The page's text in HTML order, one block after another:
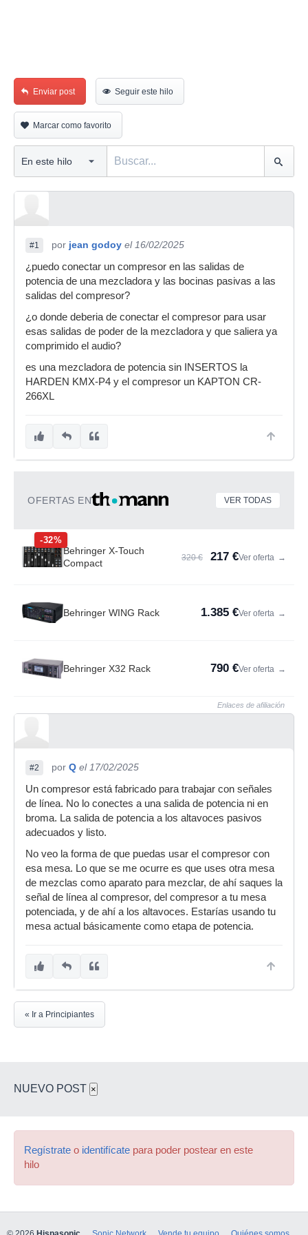
Enviar post Seguir este hilo
Marcar como favorito
#1 por jean godoy el 16/02/2025
¿puedo conectar un compresor en las salidas de
potencia de una mezcladora y las bocinas pasivas a las
salidas del compresor?
¿o donde deberia de conectar el compresor para usar
esas salidas de poder de la mezcladora y que saliera ya
comprimido el audio?
es una mezcladora de potencia sin INSERTOS la
HARDEN KMX-P4 y el compresor un KAPTON CR-
266XL
OFERTAS EN VER TODAS
-32%
Behringer X-Touch
Compact
320 € 217 €Ver oferta →
Behringer WING Rack 1.385 €Ver oferta →
Behringer X32 Rack 790 €Ver oferta →
Enlaces de afiliación
#2 por Q el 17/02/2025
Un compresor está fabricado para trabajar con señales
de línea. No lo conectes a una salida de potencia ni en
broma. La salida de potencia a los altavoces pasivos
adecuados y listo.
No veo la forma de que puedas usar el compresor con
esa mesa. Lo que se me ocurre es que uses otra mesa
de mezclas como aparato para mezclar, de ahí saques la
señal de línea al compresor, del compresor a tu mesa
potenciada, y de ahí a los altavoces. Estarías usando tu
mesa actual básicamente como etapa de potencia.
« Ir a Principiantes
NUEVO POST ×
Regístrate o identifícate para poder postear en este
hilo